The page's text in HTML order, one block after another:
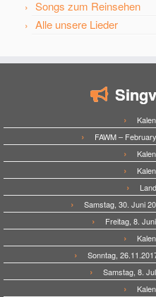
Songs zum Reinsehen
Alle unsere Lieder
FAWM –
Samstag, 30. Juni
Freitag, 8.
Sonntag,
Samstag, 8.